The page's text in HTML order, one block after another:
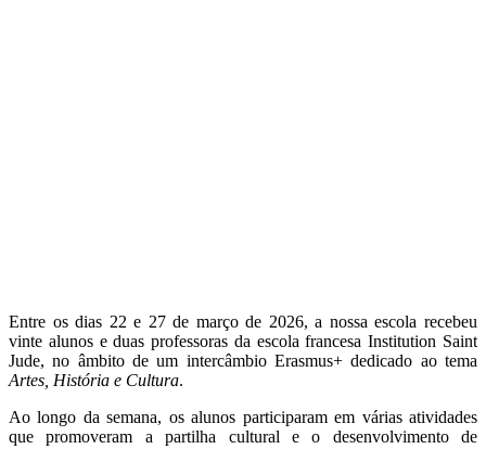
Entre os dias 22 e 27 de março de 2026, a nossa escola recebeu
vinte alunos e duas professoras da escola francesa Institution Saint
Jude, no âmbito de um intercâmbio Erasmus+ dedicado ao tema
Artes, História e Cultura.
Ao longo da semana, os alunos participaram em várias atividades
que promoveram a partilha cultural e o desenvolvimento de